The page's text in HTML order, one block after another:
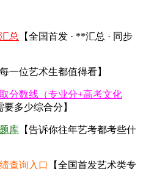
总
【全国首发 · **汇总 · 同步
每一位艺术生都值得看】
分数线（专业分+高考文化
要多少综合分】
库 【告诉你往年艺考都考些什
查询入口 【全国首发艺术类专